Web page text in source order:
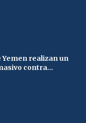
Yemen realizan un
contra...